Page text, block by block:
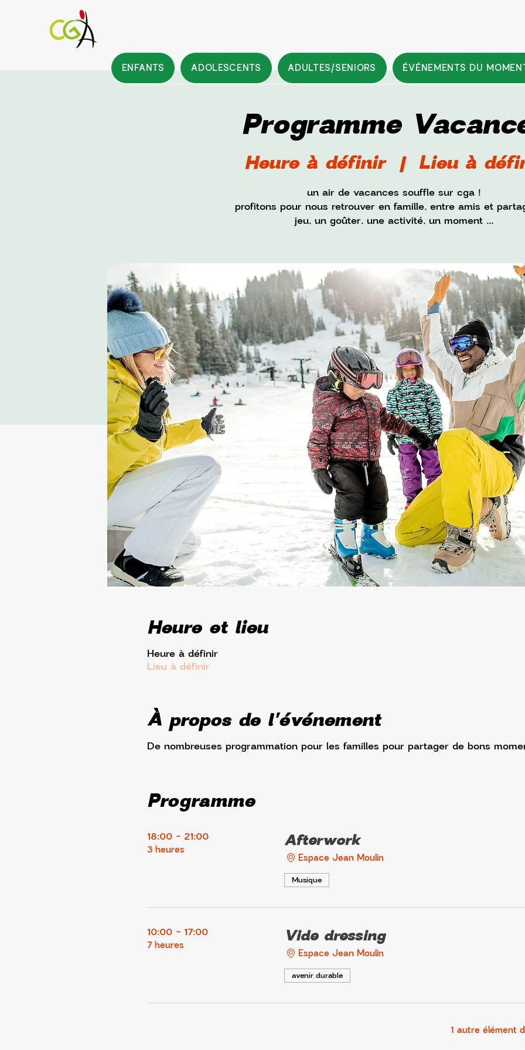
ENFANTS ADOLESCENTS ADULTES/SENIORS ÉVÉNEMENTS DU
Programme
Heure à définir
  |
Lieu à
un air de vacances souffle sur cga !
profitons pour nous retrouver en famille, entre amis et
jeu, un goûter, une activité, un moment ...
Heure et lieu
Heure à définir
Lieu à définir
À propos de l'événement
De nombreuses programmation pour les familles pour partager de bons
Programme
18:00 - 21:00
3 heures Afterwork
Espace Jean Moulin
Musique
10:00 - 17:00
7 heures Vide dressing
Espace Jean Moulin
avenir durable
1 autre élément